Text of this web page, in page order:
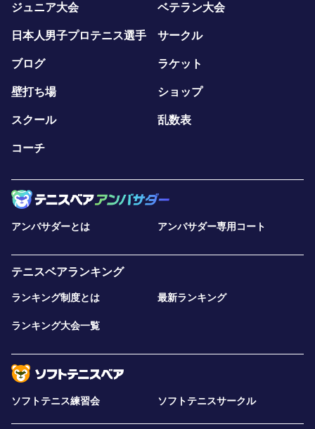
ジュニア大会 ベテラン大会
日本人男子プロテニス選手 サークル
ブログ ラケット
壁打ち場 ショップ
スクール 乱数表
コーチ
アンバサダーとは アンバサダー専用コート
テニスベアランキング
ランキング制度とは 最新ランキング
ランキング大会一覧
ソフトテニス練習会 ソフトテニスサークル